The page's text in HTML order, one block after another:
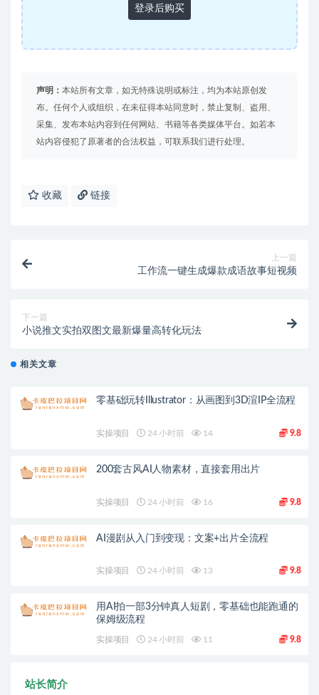
登录后购买
声明： 本站所有文章，如无特殊说明或标注，均为本站原创发
布。任何个人或组织，在未征得本站同意时，禁止复制、盗用、
采集、发布本站内容到任何网站、书籍等各类媒体平台。如若本
站内容侵犯了原著者的合法权益，可联系我们进行处理。
收藏 链接
上一篇
工作流一键生成爆款成语故事短视频
下一篇
小说推文实拍双图文最新爆量高转化玩法
相关文章
零基础玩转Illustrator：从画图到3D渲IP全流程
实操项目 24 小时前 14 9.8
200套古风AI人物素材，直接套用出片
实操项目 24 小时前 16 9.8
AI漫剧从入门到变现：文案+出片全流程
实操项目 24 小时前 13 9.8
用AI拍一部3分钟真人短剧，零基础也能跑通的
保姆级流程
实操项目 24 小时前 11 9.8
站长简介